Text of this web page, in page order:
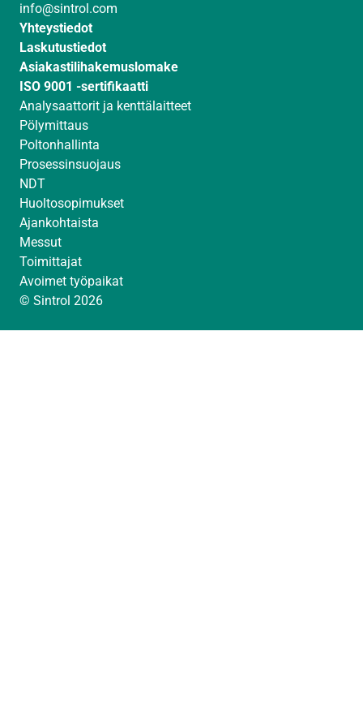
n
a
m
info@sintrol.com
Yhteystiedot
Laskutustiedot
Asiakastilihakemuslomake
ISO 9001 -sertifikaatti
Analysaattorit ja kenttälaitteet
Pölymittaus
Poltonhallinta
Prosessinsuojaus
NDT
Huoltosopimukset
Ajankohtaista
Messut
Toimittajat
Avoimet työpaikat
© Sintrol 2026